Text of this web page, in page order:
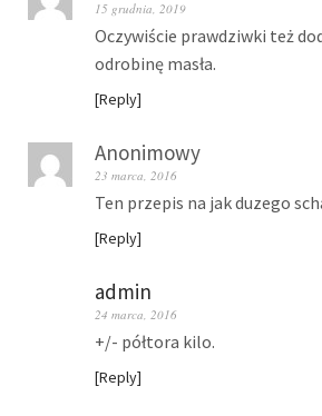
15 grudnia, 2019
Oczywiście prawdziwki też
odrobinę masła.
Reply
Anonimowy
23 marca, 2016
Ten przepis na jak duzego
Reply
admin
24 marca, 2016
+/- półtora kilo.
Reply